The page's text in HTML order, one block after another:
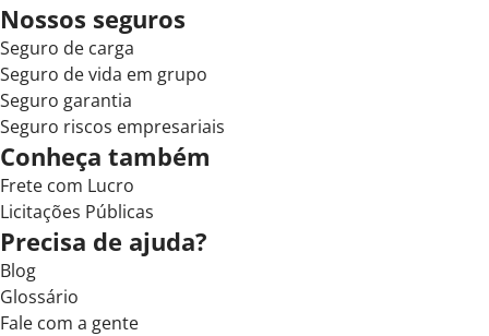
Nossos seguros
Seguro de carga
Seguro de vida em grupo
Seguro garantia
Seguro riscos empresariais
Conheça também
Frete com Lucro
Licitações Públicas
Precisa de ajuda?
Blog
Glossário
Fale com a gente